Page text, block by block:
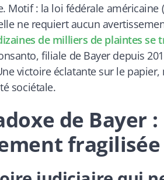
Motif : la loi fédérale
ne requiert aucun
de milliers de plaintes se
filiale de Bayer depuis
victoire éclatante sur le
sociétale.
de Bayer
fragilisée